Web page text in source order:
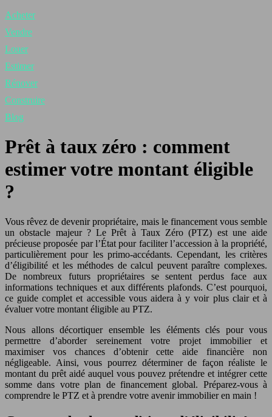
Acheter
Vendre
Louer
Estimer
Rénover
Construire
Blog
Prêt à taux zéro : comment
estimer votre montant éligible
?
Vous rêvez de devenir propriétaire, mais le financement vous semble
un obstacle majeur ? Le Prêt à Taux Zéro (PTZ) est une aide
précieuse proposée par l’État pour faciliter l’accession à la propriété,
particulièrement pour les primo-accédants. Cependant, les critères
d’éligibilité et les méthodes de calcul peuvent paraître complexes.
De nombreux futurs propriétaires se sentent perdus face aux
informations techniques et aux différents plafonds. C’est pourquoi,
ce guide complet et accessible vous aidera à y voir plus clair et à
évaluer votre montant éligible au PTZ.
Nous allons décortiquer ensemble les éléments clés pour vous
permettre d’aborder sereinement votre projet immobilier et
maximiser vos chances d’obtenir cette aide financière non
négligeable. Ainsi, vous pourrez déterminer de façon réaliste le
montant du prêt aidé auquel vous pouvez prétendre et intégrer cette
somme dans votre plan de financement global. Préparez-vous à
comprendre le PTZ et à prendre votre avenir immobilier en main !